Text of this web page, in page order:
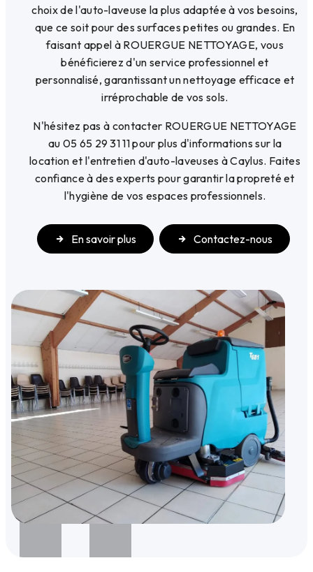
choix de l'auto-laveuse la plus adaptée à vos besoins,
que ce soit pour des surfaces petites ou grandes. En
faisant appel à ROUERGUE NETTOYAGE, vous
bénéficierez d'un service professionnel et
personnalisé, garantissant un nettoyage efficace et
irréprochable de vos sols.
N'hésitez pas à contacter ROUERGUE NETTOYAGE
au 05 65 29 31 11 pour plus d'informations sur la
location et l'entretien d'auto-laveuses à Caylus. Faites
confiance à des experts pour garantir la propreté et
l'hygiène de vos espaces professionnels.
En savoir plus Contactez-nous